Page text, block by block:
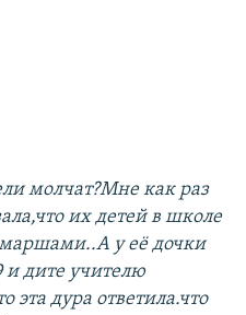
молчат?Мне как раз
их детей в школе
у её дочки
и дите учителю
эта дура ответила.что